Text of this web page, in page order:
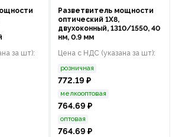
за шт):
Разветвитель мощности
оптический 1Х8,
двухоконный, 1310/1550, 40
нм, 0.9 мм
Цена с НДС (указана за шт):
розничная
772.19 ₽
мелкооптовая
764.69 ₽
оптовая
764.69 ₽